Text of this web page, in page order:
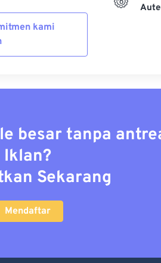
kami
besar tanpa
Iklan?
Sekarang
Mendaftar